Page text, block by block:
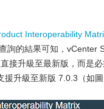
Interoperability
詢的結果可知，
接升級至最新版，而是
升級至新版 7.0.3（如圖